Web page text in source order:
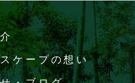
ケープの想い